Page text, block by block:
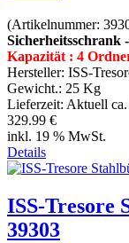
(Artikelnummer:
Sicherheitsschrank
Kapazität : 4
Hersteller: ISS-
Gewicht.: 25 Kg
Lieferzeit: Aktuell
329.99 €
inkl. 19 % MwSt.
Details
ISS-Tresore
39303